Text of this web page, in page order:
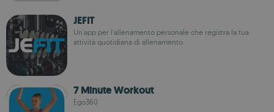
JEFIT
Un'app per l'allenamento personale che registra la tua
attività quotidiana di allenamento
7 Minute Workout
Ego360